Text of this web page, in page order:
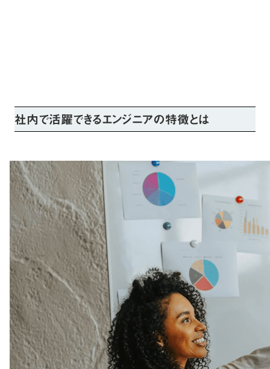
社内で活躍できるエンジニアの特徴とは